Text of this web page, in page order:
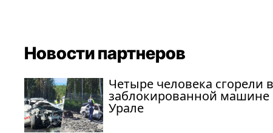
Новости партнеров
Четыре человека сгорели в
заблокированной машине
Урале